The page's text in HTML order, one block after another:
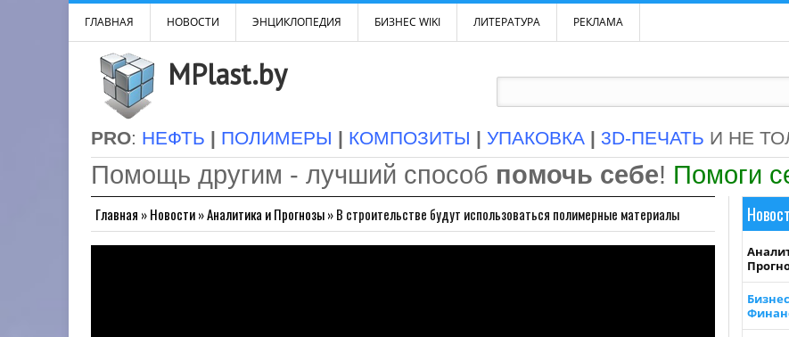
ГЛАВНАЯ НОВОСТИ ЭНЦИКЛОПЕДИЯ БИЗНЕС WIKI ЛИТЕРАТУРА РЕКЛАМА
MPlast.by
PRO: НЕФТЬ | ПОЛИМЕРЫ | КОМПОЗИТЫ | УПАКОВКА | 3D-ПЕЧАТЬ И НЕ
Помощь другим - лучший способ помочь себе! Помоги
Главная »Новости»Аналитика и Прогнозы»В строительстве будут использоваться полимерные материалы